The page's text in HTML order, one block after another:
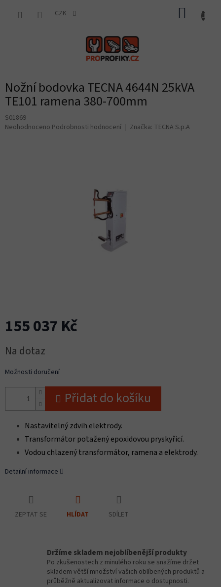
CZK
Nožní bodovka TECNA 4644N 25kVA
TE101 ramena 380-700mm
S01869
Průměrné
Neohodnoceno Podrobnosti hodnocení Značka: TECNA S.p.A
155 037 Kč
cena:
Na dotaz
Možnosti doručení
Přidat do košíku
Nastavitelný zdvih elektrody.
Transformátor potažený epoxidovou pryskyřicí.
Vodou chlazený transformátor, ramena a elektrody.
Detailní informace
ZEPTAT SE HLÍDAT SDÍLET
Držíme skladem nejoblíbenější produkty
Po zkušenostech z minulého roku se snažíme držet
skladem větší množství vašich oblíbených produktů a
průběžně aktualizovat informace o dostupnosti.